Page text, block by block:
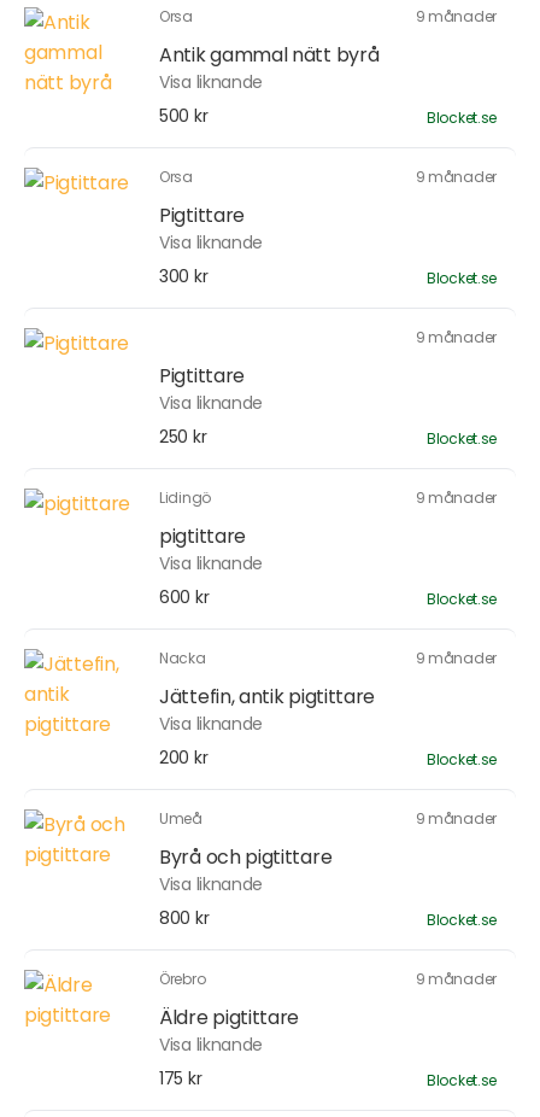
Orsa 9 månader
Antik gammal nätt byrå
Visa liknande
500 kr
Blocket.se
Orsa 9 månader
Pigtittare
Visa liknande
300 kr
Blocket.se
9 månader
Pigtittare
Visa liknande
250 kr
Blocket.se
Lidingö 9 månader
pigtittare
Visa liknande
600 kr
Blocket.se
Nacka 9 månader
Jättefin, antik pigtittare
Visa liknande
200 kr
Blocket.se
Umeå 9 månader
Byrå och pigtittare
Visa liknande
800 kr
Blocket.se
Örebro 9 månader
Äldre pigtittare
Visa liknande
175 kr
Blocket.se